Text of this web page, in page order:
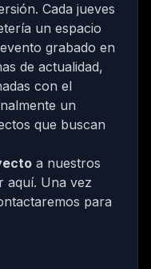
Cada jueves
un espacio
grabado en
de actualidad,
con el
un
que buscan
a nuestros
aquí. Una vez
para